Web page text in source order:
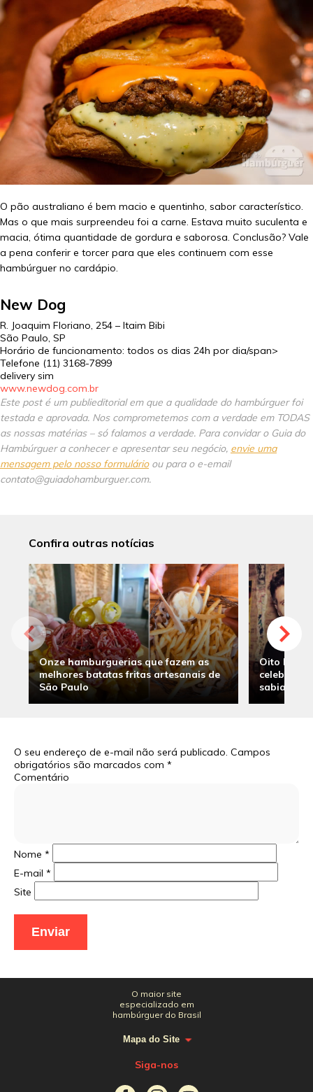
O pão australiano é bem macio e quentinho, sabor característico.
Mas o que mais surpreendeu foi a carne. Estava muito suculenta e
macia, ótima quantidade de gordura e saborosa. Conclusão? Vale
a pena conferir e torcer para que eles continuem com esse
hambúrguer no cardápio.
New Dog
R. Joaquim Floriano, 254 – Itaim Bibi
São Paulo, SP
Horário de funcionamento: todos os dias 24h por dia/span>
Telefone (11) 3168-7899
delivery sim
www.newdog.com.br
Este post é um publieditorial em que a qualidade do hambúrguer foi
testada e aprovada. Nos comprometemos com a verdade em TODAS
as nossas matérias – só falamos a verdade. Para convidar o Guia do
Hambúrguer a conhecer e apresentar seu negócio, envie uma
mensagem pelo nosso formulárioou para o e-email
contato@guiadohamburguer.com.
Confira outras notícias
Onze hamburguerias que fazem as
melhores batatas fritas artesanais de
São Paulo
Oito
sabia
O seu endereço de e-mail não será publicado. Campos
obrigatórios são marcados com *
Comentário
Nome *
E-mail *
Site
O maior site
especializado em
hambúrguer do Brasil
Mapa do Site
Siga-nos